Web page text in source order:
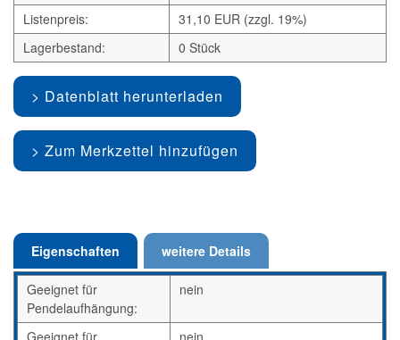
Listenpreis:
31,10 EUR (zzgl. 19%)
Lagerbestand:
0 Stück
Datenblatt herunterladen
Zum Merkzettel hinzufügen
Eigenschaften weitere Details
Geeignet für
Pendelaufhängung:
nein
Geeignet für
nein